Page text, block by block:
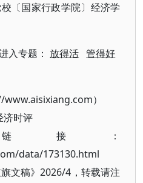
校〔国家行政学院〕经济学
专题： 放得活 管得好
）
济时评
接：
data/173130.html
文稿》2026/4，转载请注